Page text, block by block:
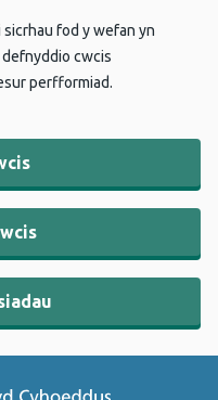
fod y wefan yn
defnyddio cwcis
perfformiad.